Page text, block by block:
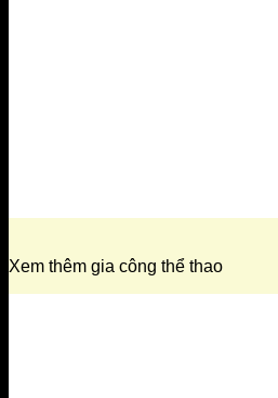
Xem thêm gia công thể thao